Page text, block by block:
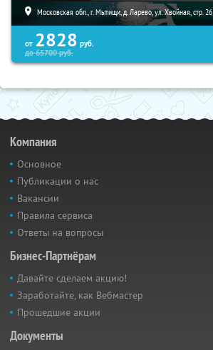
Московская обл., г. Мытищи, д. Ларево, ул. Хвойная, стр. 26
от 2828 руб.
до65700руб.
Компания
Основное
Публикации о нас
Вакансии
Правила сервиса
Ответы на вопросы
Бизнес-Партнёрам
Давайте сделаем акцию!
Заработайте, как Вебмастер
Прошедшие акции
Документы